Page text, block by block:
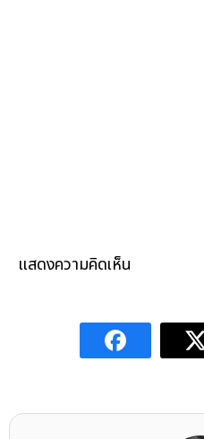
แสดงความคิดเห็น